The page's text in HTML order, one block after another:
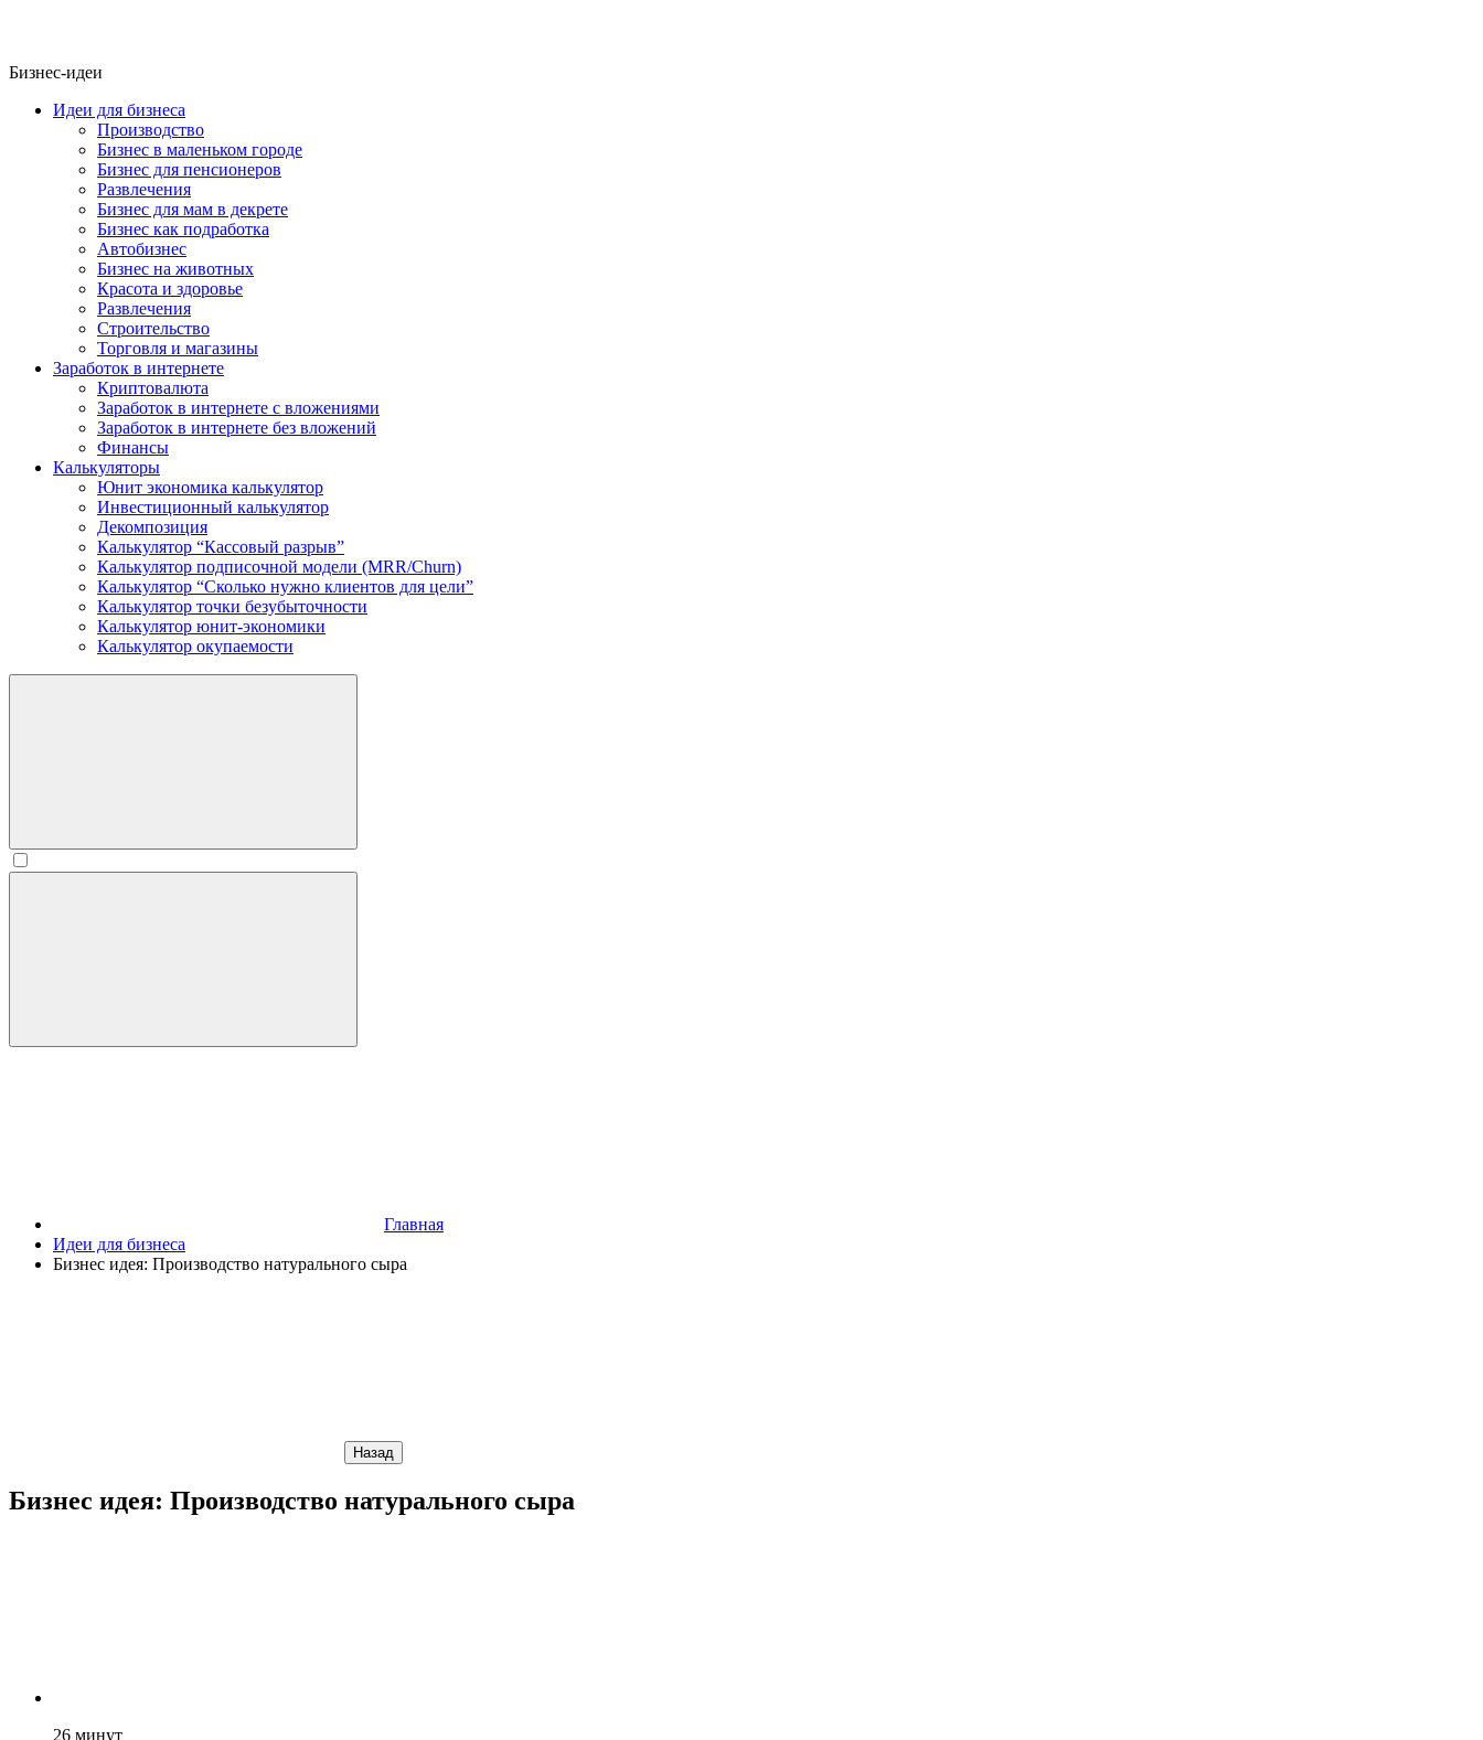
Бизнес-идеи
Идеи для бизнеса
Производство
Бизнес в маленьком городе
Бизнес для пенсионеров
Развлечения
Бизнес для мам в декрете
Бизнес как подработка
Автобизнес
Бизнес на животных
Красота и здоровье
Развлечения
Строительство
Торговля и магазины
Заработок в интернете
Криптовалюта
Заработок в интернете c вложениями
Заработок в интернете без вложений
Финансы
Калькуляторы
Юнит экономика калькулятор
Инвестиционный калькулятор
Декомпозиция
Калькулятор “Кассовый разрыв”
Калькулятор подписочной модели (MRR/Churn)
Калькулятор “Сколько нужно клиентов для цели”
Калькулятор точки безубыточности
Калькулятор юнит-экономики
Калькулятор окупаемости
Главная
Идеи для бизнеса
Бизнес идея: Производство натурального сыра
Назад
Бизнес идея: Производство натурального сыра
26 минут